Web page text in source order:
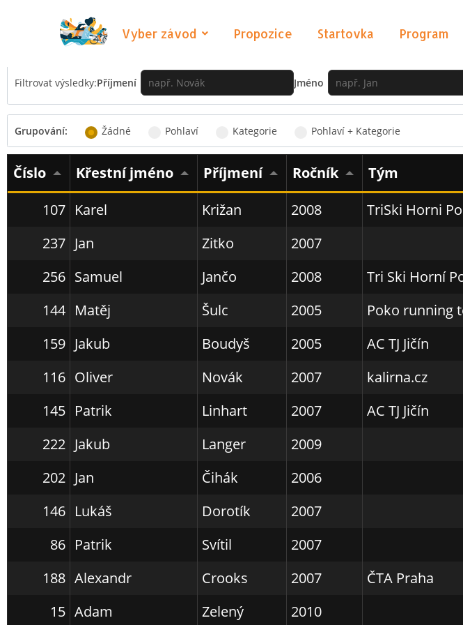
Vyber závod Propozice Startovka Program
Chlumecký TT 2025 - výsledky XLSX PDF
Filtrovat výsledky:Příjmení Jméno
Grupování: Žádné Pohlaví Kategorie Pohlaví + Kategorie
Číslo Křestní jméno Příjmení Ročník Tým
107 Karel Križan 2008 TriSki Horni
237 Jan Zitko 2007
256 Samuel Jančo 2008 Tri Ski Horní
144 Matěj Šulc 2005 Poko running
159 Jakub Boudyš 2005 AC TJ Jičín
116 Oliver Novák 2007 kalirna.cz
145 Patrik Linhart 2007 AC TJ Jičín
222 Jakub Langer 2009
202 Jan Čihák 2006
146 Lukáš Dorotík 2007
86 Patrik Svítil 2007
188 Alexandr Crooks 2007 ČTA Praha
15 Adam Zelený 2010